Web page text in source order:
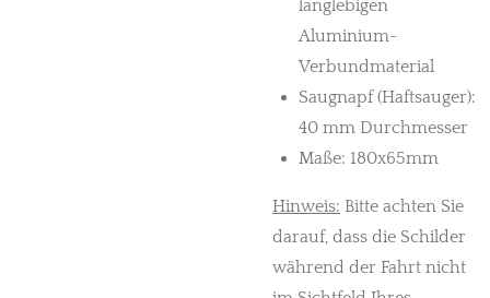
langlebigen
Aluminium-
Verbundmaterial
Saugnapf (Haftsauger):
40 mm Durchmesser
Maße: 180x65mm
Hinweis: Bitte achten Sie
darauf, dass die Schilder
während der Fahrt nicht